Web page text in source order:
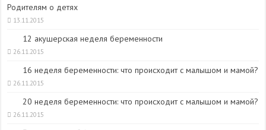
Родителям о детях
13.11.2015
12 акушерская неделя беременности
26.11.2015
16 неделя беременности: что происходит с малышом и мамой?
26.11.2015
20 неделя беременности: что происходит с малышом и мамой?
26.11.2015